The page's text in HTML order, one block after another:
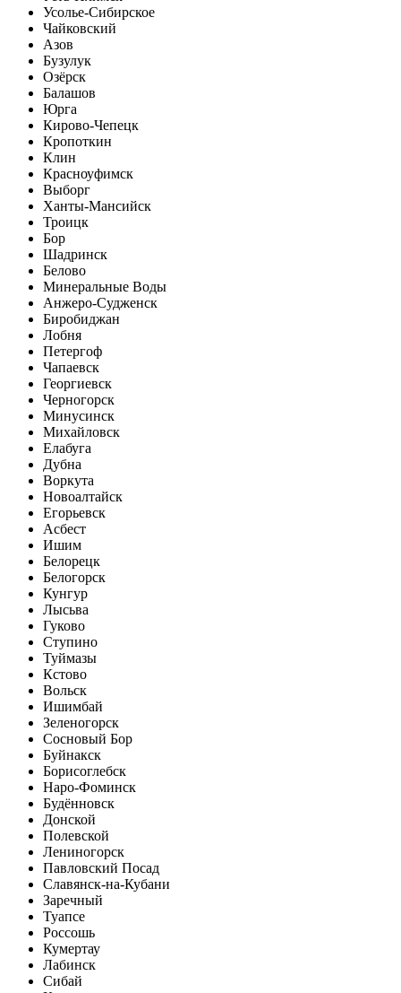
Усолье-Сибирское
Чайковский
Азов
Бузулук
Озёрск
Балашов
Юрга
Кирово-Чепецк
Кропоткин
Клин
Красноуфимск
Выборг
Ханты-Мансийск
Троицк
Бор
Шадринск
Белово
Минеральные Воды
Анжеро-Судженск
Биробиджан
Лобня
Петергоф
Чапаевск
Георгиевск
Черногорск
Минусинск
Михайловск
Елабуга
Дубна
Воркута
Новоалтайск
Егорьевск
Асбест
Ишим
Белорецк
Белогорск
Кунгур
Лысьва
Гуково
Ступино
Туймазы
Кстово
Вольск
Ишимбай
Зеленогорск
Сосновый Бор
Буйнакск
Борисоглебск
Наро-Фоминск
Будённовск
Донской
Полевской
Лениногорск
Павловский Посад
Славянск-на-Кубани
Заречный
Туапсе
Россошь
Кумертау
Лабинск
Сибай